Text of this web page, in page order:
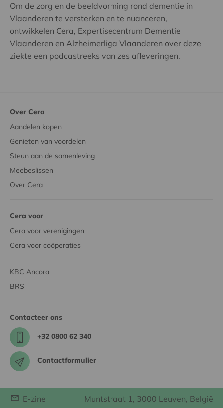
Om de zorg en de beeldvorming rond dementie in
Vlaanderen te versterken en te nuanceren,
ontwikkelen Cera, Expertisecentrum Dementie
Vlaanderen en Alzheimerliga Vlaanderen over deze
ziekte een podcastreeks van zes afleveringen.
Over Cera
Aandelen kopen
Genieten van voordelen
Steun aan de samenleving
Meebeslissen
Over Cera
Cera voor
Cera voor verenigingen
Cera voor coöperaties
KBC Ancora
BRS
Contacteer ons
+32 0800 62 340
Contactformulier
E-zine
Muntstraat 1, 3000 Leuven, België